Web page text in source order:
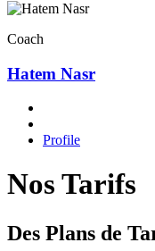
Coach
Hatem Nasr
Profile
Nos Tarifs
Des Plans de